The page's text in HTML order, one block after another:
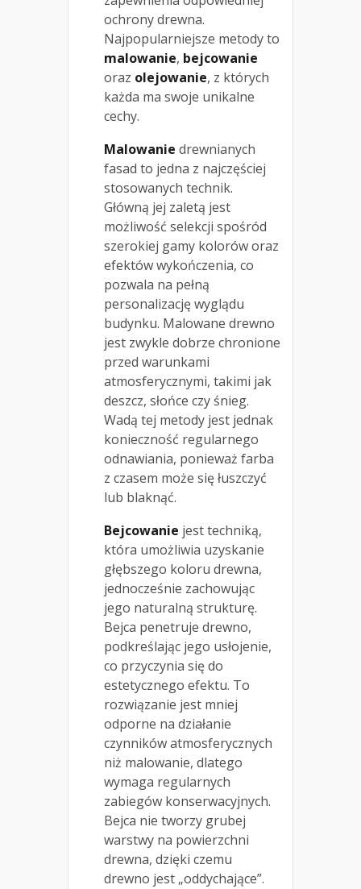
ochrony drewna.
Najpopularniejsze metody to
malowanie, bejcowanie
oraz olejowanie, z których
każda ma swoje unikalne
cechy.
Malowanie drewnianych
fasad to jedna z najczęściej
stosowanych technik.
Główną jej zaletą jest
możliwość selekcji spośród
szerokiej gamy kolorów oraz
efektów wykończenia, co
pozwala na pełną
personalizację wyglądu
budynku. Malowane drewno
jest zwykle dobrze chronione
przed warunkami
atmosferycznymi, takimi jak
deszcz, słońce czy śnieg.
Wadą tej metody jest jednak
konieczność regularnego
odnawiania, ponieważ farba
z czasem może się łuszczyć
lub blaknąć.
Bejcowanie jest techniką,
która umożliwia uzyskanie
głębszego koloru drewna,
jednocześnie zachowując
jego naturalną strukturę.
Bejca penetruje drewno,
podkreślając jego usłojenie,
co przyczynia się do
estetycznego efektu. To
rozwiązanie jest mniej
odporne na działanie
czynników atmosferycznych
niż malowanie, dlatego
wymaga regularnych
zabiegów konserwacyjnych.
Bejca nie tworzy grubej
warstwy na powierzchni
drewna, dzięki czemu
drewno jest „oddychające”.